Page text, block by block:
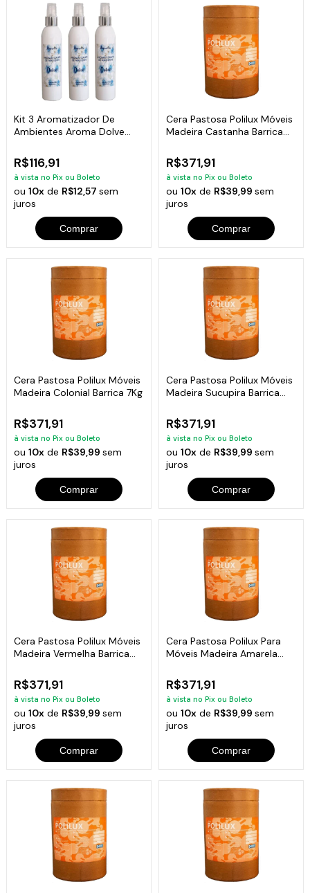
Kit 3 Aromatizador De
Ambientes Aroma Dolve
R$116,91
à vista no Pix ou Boleto
ou10x de R$12,57sem
juros
Comprar
Cera Pastosa Polilux Móveis
Madeira Castanha Barrica
R$371,91
à vista no Pix ou Boleto
ou 10xde R$39,99 sem
juros
Comprar
Cera Pastosa Polilux Móveis
Madeira Colonial Barrica 7Kg
R$371,91
à vista no Pix ou Boleto
ou10x de R$39,99sem
juros
Comprar
Cera Pastosa Polilux Móveis
Madeira Sucupira Barrica
R$371,91
à vista no Pix ou Boleto
ou 10xde R$39,99 sem
juros
Comprar
Cera Pastosa Polilux Móveis
Madeira Vermelha Barrica
R$371,91
à vista no Pix ou Boleto
ou10x de R$39,99sem
juros
Comprar
Cera Pastosa Polilux Para
Móveis Madeira Amarela
R$371,91
à vista no Pix ou Boleto
ou 10xde R$39,99 sem
juros
Comprar